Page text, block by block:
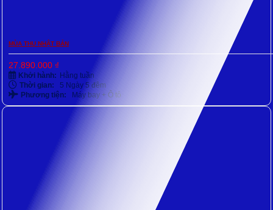
MÙA THU NHẬT BẢN
27.890.000 ₫
Khởi hành: Hằng tuần
Thời gian:
5 Ngày 5 đêm
Phương tiện:
Máy bay + Ô tô